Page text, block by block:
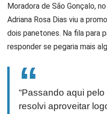
Moradora de São Gonçalo,
Adriana Rosa Dias viu a
dois panetones. Na fila para
responder se pegaria mais
“Passando aqui
resolvi aproveitar